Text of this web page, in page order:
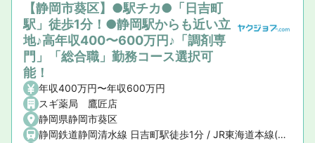
【静岡市葵区】●駅チカ●「日吉町
駅」徒歩1分！●静岡駅からも近い立
地♪高年収400〜600万円♪「調剤専
門」「総合職」勤務コース選択可
能！
年収400万円〜年収600万円
スギ薬局 鷹匠店
静岡県静岡市葵区
静岡鉄道静岡清水線 日吉町駅徒歩1分 / JR東海道本線(熱海〜浜松) 静岡駅徒歩11分